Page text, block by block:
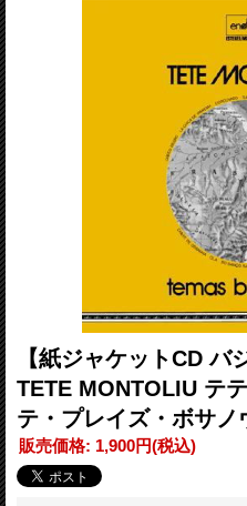
【紙ジャケットCD バ
TETE MONTOLIU テ
テ・プレイズ・ボサノ
販売価格: 1,900円(税込)